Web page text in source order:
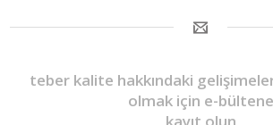
teber kalite hakkındaki
olmak için e-bültene
kayıt olun